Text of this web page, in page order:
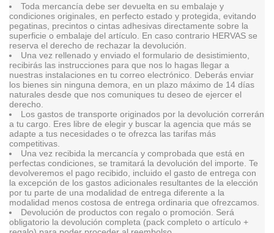
Toda mercancía debe ser devuelta en su embalaje y
condiciones originales, en perfecto estado y protegida, evitando
pegatinas, precintos o cintas adhesivas directamente sobre la
superficie o embalaje del artículo. En caso contrario HERVAS se
reserva el derecho de rechazar la devolución.
Una vez rellenado y enviado el formulario de desistimiento,
recibirás las instrucciones para que nos lo hagas llegar a
nuestras instalaciones en tu correo electrónico. Deberás enviar
los bienes sin ninguna demora, en un plazo máximo de 14 días
naturales desde que nos comuniques tu deseo de ejercer el
derecho.
Los gastos de transporte originados por la devolución correrán
a tu cargo. Eres libre de elegir y buscar la agencia que más se
adapte a tus necesidades o te ofrezca las tarifas más
competitivas.
Una vez recibida la mercancía y comprobada que está en
perfectas condiciones, se tramitará la devolución del importe. Te
devolveremos el pago recibido, incluido el gasto de entrega con
la excepción de los gastos adicionales resultantes de la elección
por tu parte de una modalidad de entrega diferente a la
modalidad menos costosa de entrega ordinaria que ofrezcamos.
Devolución de productos con regalo o promoción. Será
obligatorio la devolución completa (pack completo o artículo +